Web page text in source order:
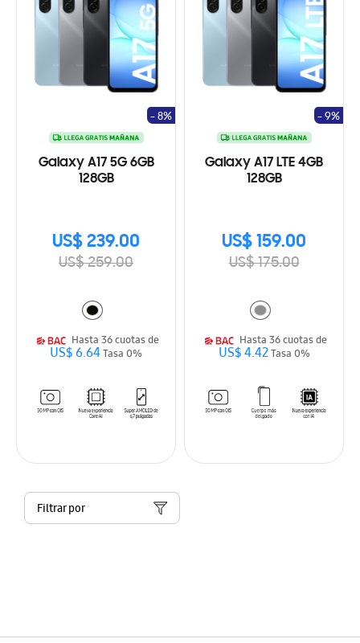
Galaxy A17 5G 6GB
128GB
US$ 239.00
US$ 259.00
- 8%
Hasta 36 cuotas de
US$ 6.64Tasa 0%
Galaxy A17 LTE 4GB
128GB
US$ 159.00
US$ 175.00
- 9%
Hasta 36 cuotas de
US$ 4.42Tasa 0%
Filtrar por